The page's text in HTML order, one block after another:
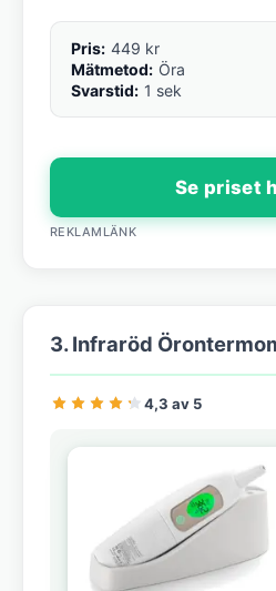
Pris: 449 kr
Mätmetod: Öra
Svarstid: 1 sek
Se priset
REKLAMLÄNK
3. Infraröd
4,3 av 5